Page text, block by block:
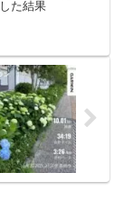
た結果